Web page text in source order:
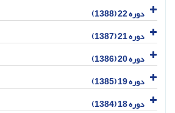
دوره 22 (1388)
دوره 21 (1387)
دوره 20 (1386)
دوره 19 (1385)
دوره 18 (1384)